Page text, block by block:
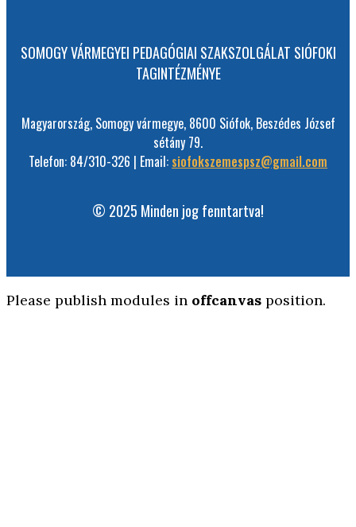
SOMOGY VÁRMEGYEI PEDAGÓGIAI SZAKSZOLGÁLAT SIÓFOKI
TAGINTÉZMÉNYE
Magyarország, Somogy vármegye, 8600 Siófok, Beszédes József
sétány 79.
Telefon: 84/310-326 | Email: siofokszemespsz@gmail.com
© 2025 Minden jog fenntartva!
Please publish modules in offcanvas position.